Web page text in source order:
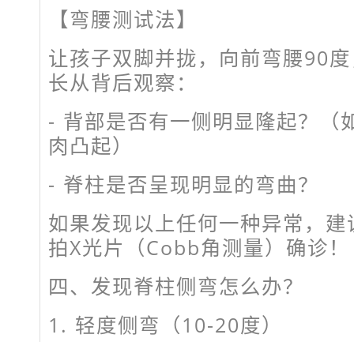
【弯腰测试法】
让孩子双脚并拢，向前弯腰90
长从背后观察：
- 背部是否有一侧明显隆起？（
肉凸起）
- 脊柱是否呈现明显的弯曲？
如果发现以上任何一种异常，
拍X光片（Cobb角测量）确诊！
四、发现脊柱侧弯怎么办？
1. 轻度侧弯（10-20度）